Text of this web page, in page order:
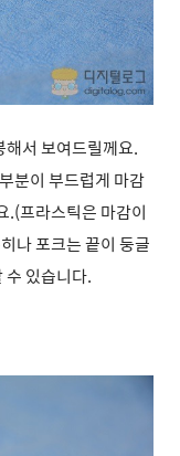
서 보여드릴께요.
분이 부드럽게 마감
.(프라스틱은 마감이
나 포크는 끝이 둥글
수 있습니다.